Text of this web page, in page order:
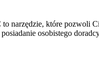
narzędzie, które pozwoli
osobistego